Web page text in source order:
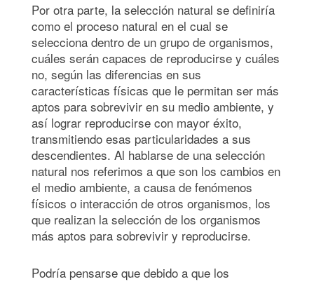
Por otra parte, la selección natural se definiría
como el proceso natural en el cual se
selecciona dentro de un grupo de organismos,
cuáles serán capaces de reproducirse y cuáles
no, según las diferencias en sus
características físicas que le permitan ser más
aptos para sobrevivir en su medio ambiente, y
así lograr reproducirse con mayor éxito,
transmitiendo esas particularidades a sus
descendientes. Al hablarse de una selección
natural nos referimos a que son los cambios en
el medio ambiente, a causa de fenómenos
físicos o interacción de otros organismos, los
que realizan la selección de los organismos
más aptos para sobrevivir y reproducirse.
Podría pensarse que debido a que los